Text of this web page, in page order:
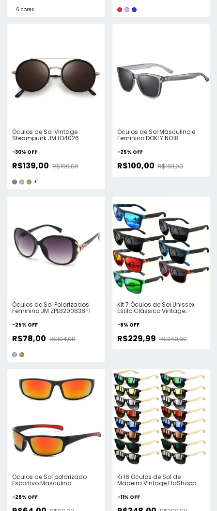
6 cores
Óculos de Sol Vintage
Steampunk JM LD4026
-30% OFF
R$139,00 R$199,00
+1
Óculos de Sol Masculino e
Feminino DOKLY NO18
-25% OFF
R$100,00 R$133,00
Óculos de Sol Polarizados
Feminino JM ZPLB200838-1
-25% OFF
R$78,00 R$104,00
Kit 7 Óculos de Sol Unissex
Estilo Clássico Vintage
-8% OFF
R$229,99 R$249,00
Óculos de Sol polarizado
Esportivo Masculino
-29% OFF
Ki 16 Óculos de Sol de
Madeira Vintage ElaShopp
-11% OFF